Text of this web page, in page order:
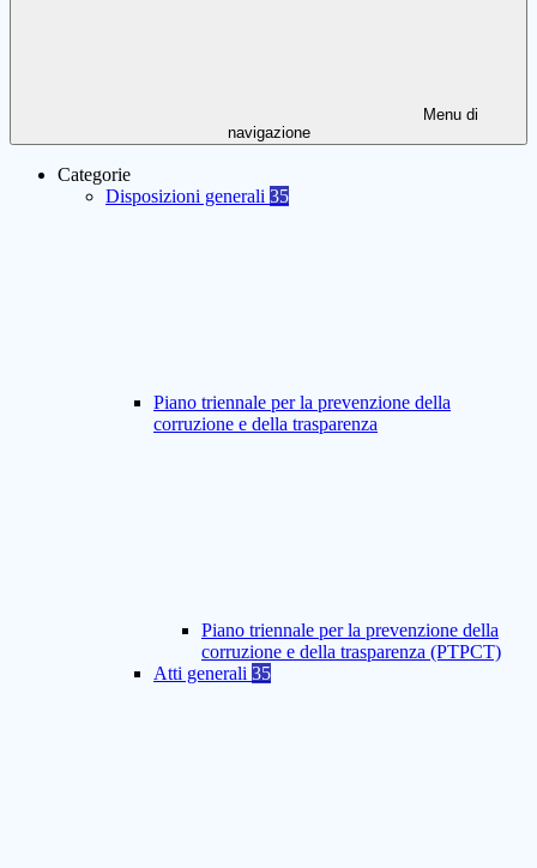
Menu di
navigazione
Categorie
Disposizioni generali 35
Piano triennale per la prevenzione della
corruzione e della trasparenza
Piano triennale per la prevenzione della
corruzione e della trasparenza (PTPCT)
Atti generali 35